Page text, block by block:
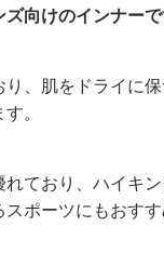
向けのインナーで
、肌をドライに
。
れており、ハイキ
ポーツにもおすす